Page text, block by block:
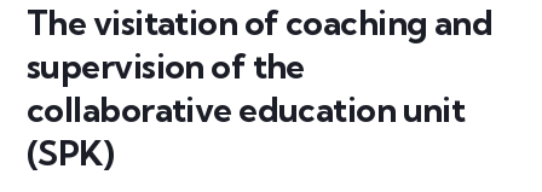
The visitation of coaching and
supervision of the
collaborative education unit
(SPK)